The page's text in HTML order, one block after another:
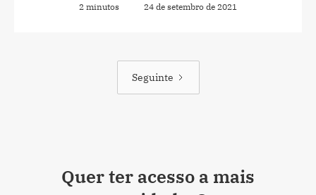
2 minutos
24 de setembro de 2021
Seguinte
Quer ter acesso a mais